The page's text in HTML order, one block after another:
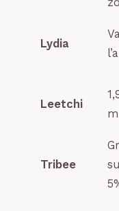
Lydia
Leetchi
Tribee